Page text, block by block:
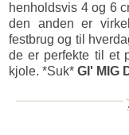
henholdsvis 4 og 6
den anden er
festbrug og til
de er perfekte til et
kjole. *Suk* GI' MIG